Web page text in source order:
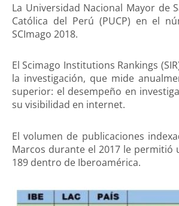
La Universidad Nacional Mayor de
Católica del Perú (PUCP) en el
SCImago 2018.
El Scimago Institutions Rankings
la investigación, que mide
superior: el desempeño en
su visibilidad en internet.
El volumen de publicaciones
Marcos durante el 2017 le permitió
189 dentro de Iberoamérica.